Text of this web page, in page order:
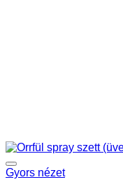
Gyors nézet